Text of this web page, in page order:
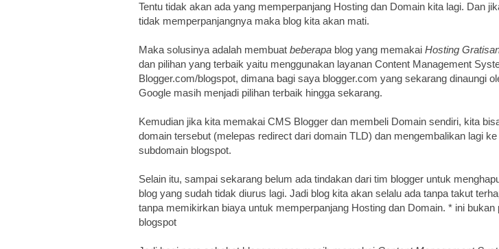
Tentu tidak akan ada yang memperpanjang Hosting dan Domain kita lagi. Dan
tidak memperpanjangnya maka blog kita akan mati.
Maka solusinya adalah membuat beberapablog yang memakai Hosting
dan pilihan yang terbaik yaitu menggunakan layanan Content Management
Blogger.com/blogspot, dimana bagi saya blogger.com yang sekarang dinaungi
Google masih menjadi pilihan terbaik hingga sekarang.
Kemudian jika kita memakai CMS Blogger dan membeli Domain sendiri, kita
domain tersebut (melepas redirect dari domain TLD) dan mengembalikan lagi ke
subdomain blogspot.
Selain itu, sampai sekarang belum ada tindakan dari tim blogger untuk
blog yang sudah tidak diurus lagi. Jadi blog kita akan selalu ada tanpa takut
tanpa memikirkan biaya untuk memperpanjang Hosting dan Domain. * ini bukan
blogspot